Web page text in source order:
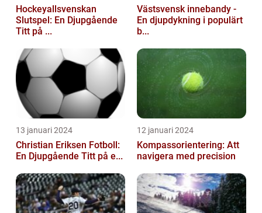
Hockeyallsvenskan
Slutspel: En Djupgående
Titt på ...
Västsvensk innebandy -
En djupdykning i populärt
b...
13 januari 2024
Christian Eriksen Fotboll:
En Djupgående Titt på e...
12 januari 2024
Kompassorientering: Att
navigera med precision